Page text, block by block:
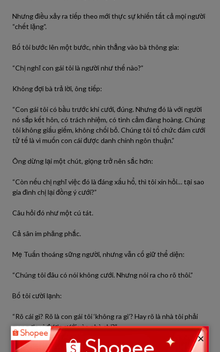
Nhưng điều xảy ra tiếp theo mới thực sự khiến tất cả mọi người
“chết lặng”.
Bố tôi bước lên một bước, nhìn thẳng vào bà thông gia:
“Chị nghĩ con gái tôi là người như thế nào?”
Không đợi bà trả lời, ông tiếp:
“Con gái tôi có bầu trước khi cưới, đúng. Nhưng đó là với người
nó sắp kết hôn, có trách nhiệm, có tình cảm đàng hoàng. Chúng
tôi không giấu giếm, không chối bỏ. Chúng tôi tổ chức đám cưới
tử tế là vì muốn con cái được danh chính ngôn thuận.”
Ông dừng lại một chút, giọng trở nên sắc hơn:
“Còn nếu chị nghĩ việc đó là đáng xấu hổ, thì tôi xin hỏi… tại sao
gia đình chị lại đồng ý cưới?”
Câu hỏi đó như một cú tát.
Cả sân im phăng phắc.
Mẹ Tuấn thoáng sững người, nhưng vẫn cố giữ thể diện:
“Chúng tôi đâu có nói không cưới. Nhưng nói ra cho rõ thôi.”
Bố tôi cười lạnh:
“Rõ cái gì? Rõ là con gái tôi ‘không ra gì’? Hay rõ là nhà tôi phải
mang ơn vì được cưới vào nhà chị?”
Tôi chưa từng thấy bố mình như vậy. Ông luôn là người điềm
×